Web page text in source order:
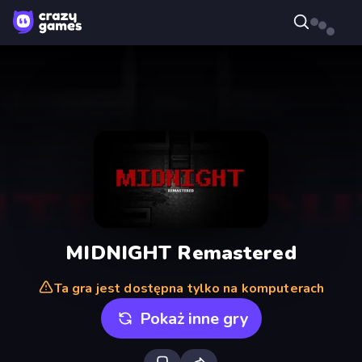
MIDNIGHT Remastered
Ta gra jest dostępna tylko na komputerach
Pokaż inne gry